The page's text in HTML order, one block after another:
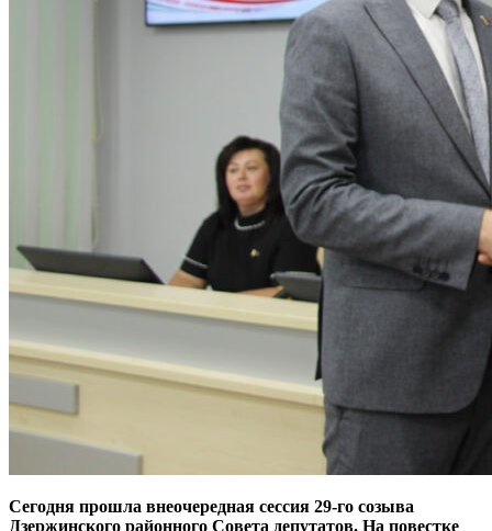
Сегодня прошла внеочередная сессия 29-го созыва
Дзержинского районного Совета депутатов. На повестке